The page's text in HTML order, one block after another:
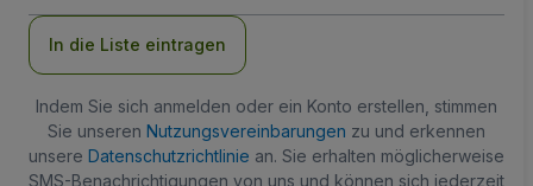
In die Liste eintragen
Indem Sie sich anmelden oder ein Konto erstellen, stimmen
Sie unseren Nutzungsvereinbarungen zu und erkennen
unsere Datenschutzrichtlinie an. Sie erhalten möglicherweise
SMS-Benachrichtigungen von uns und können sich jederzeit